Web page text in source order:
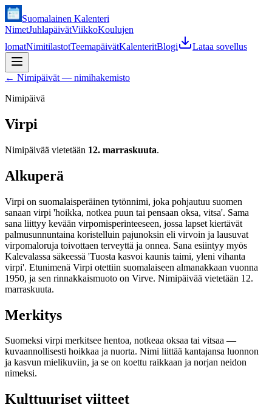
Suomalainen Kalenteri
NimetJuhlapäivätViikkoKoulujen
lomatNimitilastotTeemapäivätKalenteritBlogi Lataa sovellus
← Nimipäivät — nimihakemisto
Nimipäivä
Virpi
Nimipäivää vietetään 12. marraskuuta.
Alkuperä
Virpi on suomalaisperäinen tytönnimi, joka pohjautuu suomen
sanaan virpi 'hoikka, notkea puun tai pensaan oksa, vitsa'. Sama
sana liittyy kevään virpomisperinteeseen, jossa lapset kiertävät
palmusunnuntaina koristelluin pajunoksin eli virvoin ja lausuvat
virpomaloruja toivottaen terveyttä ja onnea. Sana esiintyy myös
Kalevalassa säkeessä 'Tuosta kasvoi kaunis taimi, yleni vihanta
virpi'. Etunimenä Virpi otettiin suomalaiseen almanakkaan vuonna
1950, ja sen rinnakkaismuoto on Virve. Nimipäivää vietetään 12.
marraskuuta.
Merkitys
Suomeksi virpi merkitsee hentoa, notkeaa oksaa tai vitsaa —
kuvaannollisesti hoikkaa ja nuorta. Nimi liittää kantajansa luonnon
ja kasvun mielikuviin, ja se on koettu raikkaan ja norjan neidon
nimeksi.
Kulttuuriset viitteet